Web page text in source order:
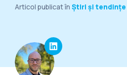
Articol publicat în Știri și tendințe